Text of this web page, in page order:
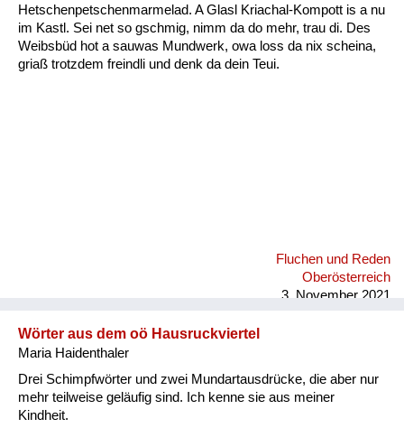
Hetschenpetschenmarmelad. A Glasl Kriachal-Kompott is a nu
im Kastl. Sei net so gschmig, nimm da do mehr, trau di. Des
Weibsbüd hot a sauwas Mundwerk, owa loss da nix scheina,
griaß trotzdem freindli und denk da dein Teui.
Fluchen und Reden
Oberösterreich
3. November 2021
Wörter aus dem oö Hausruckviertel
Maria Haidenthaler
Drei Schimpfwörter und zwei Mundartausdrücke, die aber nur
mehr teilweise geläufig sind. Ich kenne sie aus meiner
Kindheit.